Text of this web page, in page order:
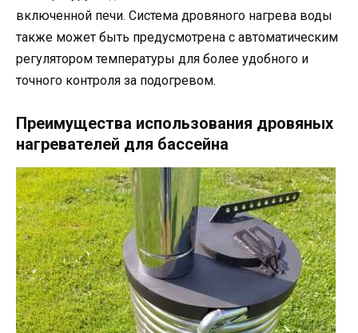
включенной печи. Система дровяного нагрева воды
также может быть предусмотрена с автоматическим
регулятором температуры для более удобного и
точного контроля за подогревом.
Преимущества использования дровяных
нагревателей для бассейна